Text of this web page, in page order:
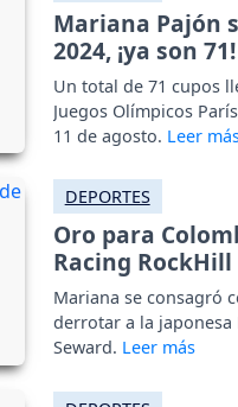
Mariana Pajón
2024, ¡ya son 71!
Un total de 71 cupos
Juegos Olímpicos
11 de agosto.
DEPORTES
Oro para
Racing RockHill
Mariana se consagró
derrotar a la japonesa
Seward.